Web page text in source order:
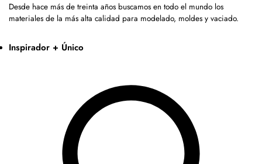
Desde hace más de treinta años buscamos en todo el mundo los
materiales de la más alta calidad para modelado, moldes y vaciado.
Inspirador + Único